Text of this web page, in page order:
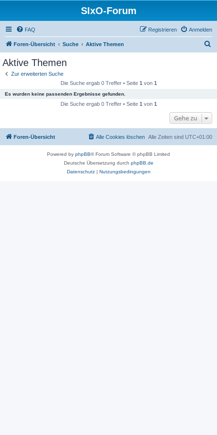
SIxO-Forum
FAQ Anmelden
Registrieren
Foren-Übersicht Suche Aktive Themen
Aktive Themen
Zur erweiterten Suche
Die Suche ergab 0 Treffer • Seite 1 von 1
Es wurden keine passenden Ergebnisse gefunden.
Die Suche ergab 0 Treffer • Seite 1 von 1
Gehe zu
Foren-Übersicht Alle Zeiten sind UTC+01:00
Alle Cookies löschen
Powered by phpBB® Forum Software © phpBB Limited
Deutsche Übersetzung durch phpBB.de
Datenschutz| Nutzungsbedingungen